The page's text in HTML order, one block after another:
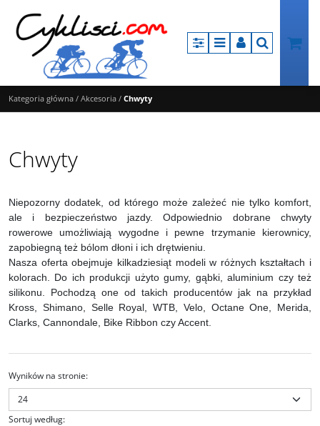
PanelMenuPanelSzukaj
Kategoria główna / Akcesoria / Chwyty
Chwyty
Niepozorny dodatek, od którego może zależeć nie tylko komfort,
ale i bezpieczeństwo jazdy. Odpowiednio dobrane chwyty
rowerowe umożliwiają wygodne i pewne trzymanie kierownicy,
zapobiegną też bólom dłoni i ich drętwieniu.
Nasza oferta obejmuje kilkadziesiąt modeli w różnych kształtach i
kolorach. Do ich produkcji użyto gumy, gąbki, aluminium czy też
silikonu. Pochodzą one od takich producentów jak na przykład
Kross, Shimano, Selle Royal, WTB, Velo, Octane One, Merida,
Clarks, Cannondale, Bike Ribbon czy Accent.
Wyników na stronie:
Sortuj według: